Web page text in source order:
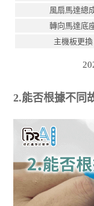
風扇馬達總
轉向馬達底
主機板更換
2.能否根據不同